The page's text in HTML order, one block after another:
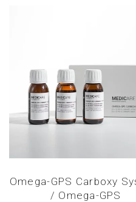
Купить в 1 клик
Omega-GPS Carboxy
/ Omega-GPS